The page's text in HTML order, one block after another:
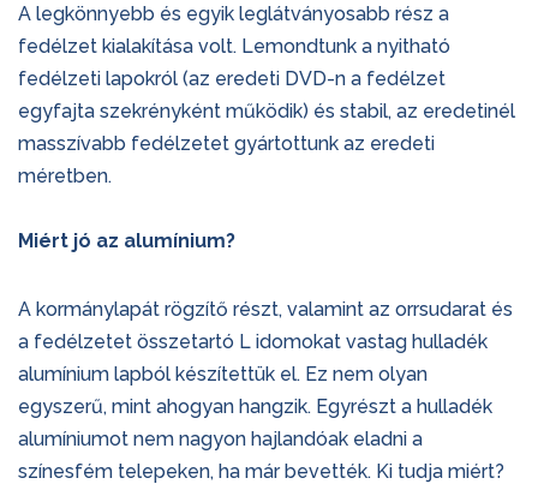
A legkönnyebb és egyik leglátványosabb rész a
fedélzet kialakítása volt. Lemondtunk a nyitható
fedélzeti lapokról (az eredeti DVD-n a fedélzet
egyfajta szekrényként működik) és stabil, az eredetinél
masszívabb fedélzetet gyártottunk az eredeti
méretben.
Miért jó az alumínium?
A kormánylapát rögzítő részt, valamint az orrsudarat és
a fedélzetet összetartó L idomokat vastag hulladék
alumínium lapból készítettük el. Ez nem olyan
egyszerű, mint ahogyan hangzik. Egyrészt a hulladék
alumíniumot nem nagyon hajlandóak eladni a
színesfém telepeken, ha már bevették. Ki tudja miért?